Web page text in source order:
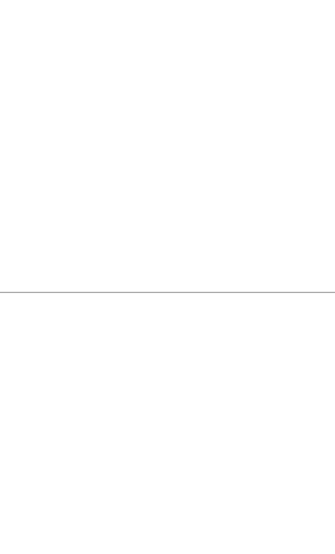
า แตกต่างกว่า
เน้นผลงาน รับรองคุณภาพ ติดกูเกิ้ลหน้าแรกทุก